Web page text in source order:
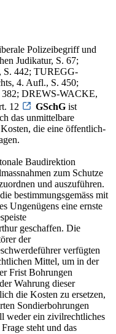
Polizeibegriff und
Judikatur, S. 67;
S. 442; TUREGG-
4. Aufl., S. 450;
382; DREWS-WACKE,
12
GSchG ist
das unmittelbare
die eine öffentlich-
Baudirektion
zum Schutze
und auszuführen.
bestimmungsgemäss mit
Ungenügens eine ernste
geschaffen. Die
der
verfügten
Mittel, um in der
Frist Bohrungen
Wahrung dieser
die Kosten zu ersetzen,
Sondierbohrungen
weder ein zivilrechtliches
steht und das